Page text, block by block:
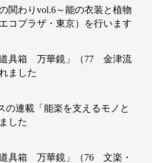
関わりvol.6～能の衣装と植物
コプラザ・東京）を行います
道具箱 万華鏡」（77 金津流
ました
の連載「能楽を支えるモノと
した
具箱 万華鏡」（76 文楽・